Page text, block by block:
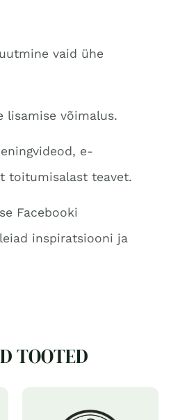
vaid ühe
lisamise võimalus.
e-
toitumisalast teavet.
Facebooki
inspiratsiooni ja
TOOTED